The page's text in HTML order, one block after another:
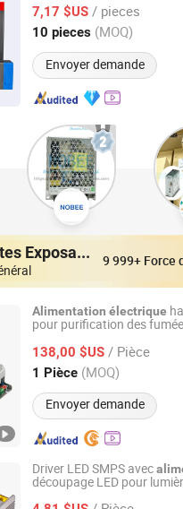
d'entrée Pfc facteur de
pour driver de bandes LED
7,17 $US / pieces
10 pieces (MOQ)
Envoyer demande
Depuis 2014
Meilleures ventes Exposants 9 999+ Force
Alimentation électrique
pour purification des
138,00 $US / Pièce
1 Pièce (MOQ)
Envoyer demande
Electronic Technology Co.,
Depuis 2025
Driver LED SMPS avec
découpage LED pour